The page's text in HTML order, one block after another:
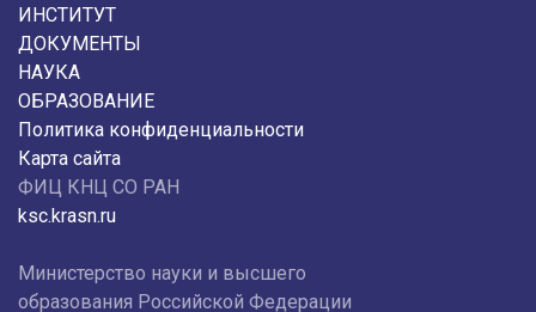
ИНСТИТУТ
ДОКУМЕНТЫ
НАУКА
ОБРАЗОВАНИЕ
Политика конфиденциальности
Карта сайта
ФИЦ КНЦ СО РАН
ksc.krasn.ru
Министерство науки и высшего
образования Российской Федерации